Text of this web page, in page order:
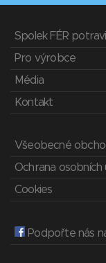
Spolek FÉR
Pro výrobce
Média
Kontakt
Všeobecné
Ochrana osobních
Cookies
Podpořte nás